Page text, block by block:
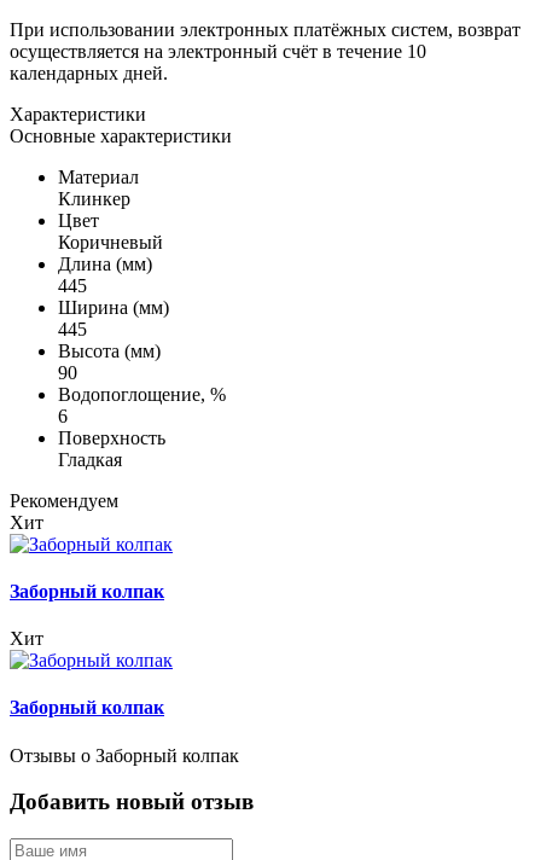
При использовании электронных платёжных систем, возврат
осуществляется на электронный счёт в течение 10
календарных дней.
Характеристики
Основные характеристики
Материал
Клинкер
Цвет
Коричневый
Длина (мм)
445
Ширина (мм)
445
Высота (мм)
90
Водопоглощение, %
6
Поверхность
Гладкая
Рекомендуем
Хит
Заборный колпак
Хит
Заборный колпак
Отзывы о Заборный колпак
Добавить новый отзыв